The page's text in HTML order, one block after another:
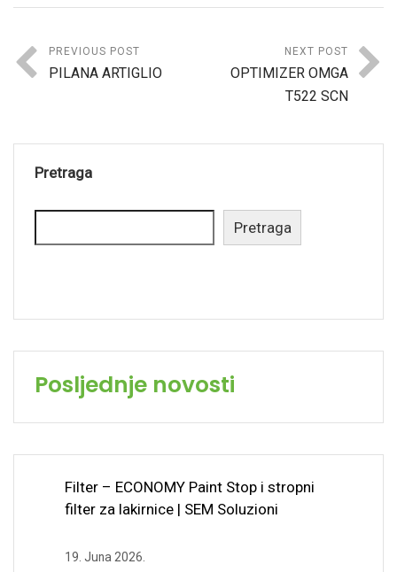
PREVIOUS POST
PILANA ARTIGLIO
NEXT POST
OPTIMIZER OMGA
T522 SCN
Pretraga
Pretraga
Posljednje novosti
Filter – ECONOMY Paint Stop i stropni
filter za lakirnice | SEM Soluzioni
19. Juna 2026.